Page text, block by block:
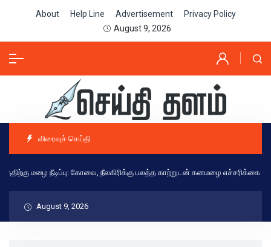
About Help Line Advertisement
Privacy Policy
August 9, 2026
விரைவுச் செய்தி
மழை நீடிப்பு: கோவை, நீலகிரிக்கு பலத்த காற்றுடன் கனமழை எச்சரிக்கை -
August 9, 2026